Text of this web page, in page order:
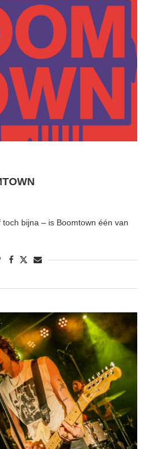
bijna – is Boomtown één van